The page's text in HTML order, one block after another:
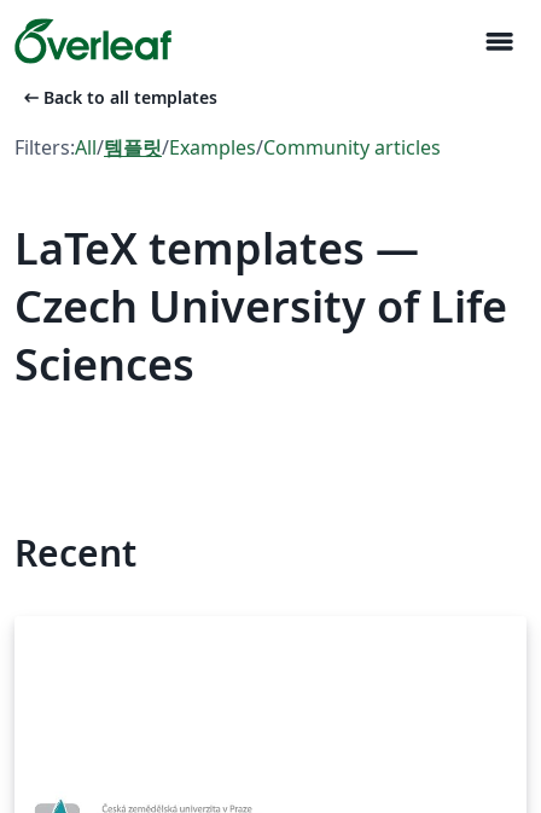
menu
arrow_left_alt Back to all templates
Filters:All/템플릿/Examples/Community articles
LaTeX templates —
Czech University of Life
Sciences
Recent